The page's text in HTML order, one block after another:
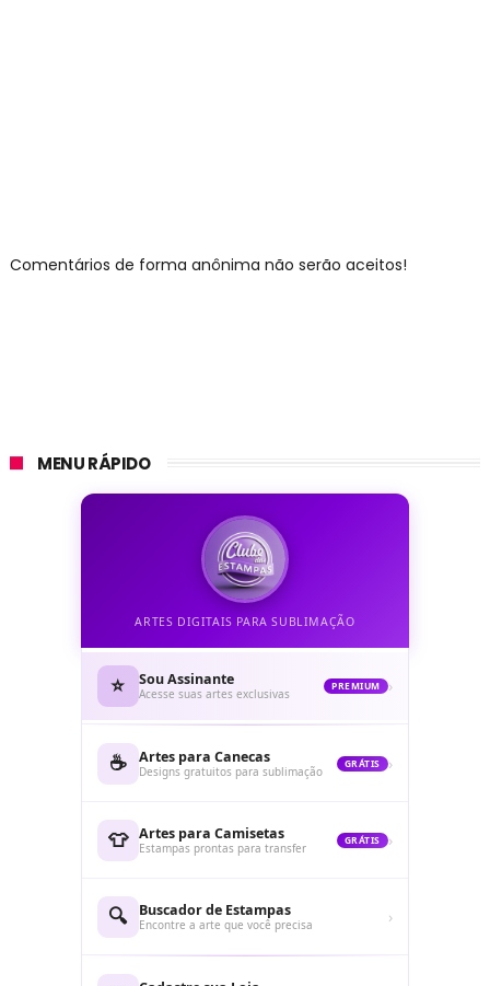
Comentários de forma anônima não serão aceitos!
MENU RÁPIDO
ARTES DIGITAIS PARA SUBLIMAÇÃO
⭐ Sou Assinante
Acesse suas artes exclusivas
PREMIUM ›
☕ Artes para Canecas
Designs gratuitos para sublimação
GRÁTIS ›
👕 Artes para Camisetas
Estampas prontas para transfer
GRÁTIS ›
🔍 Buscador de Estampas
Encontre a arte que você precisa ›